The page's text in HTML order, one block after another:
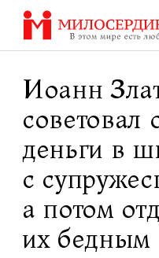
Перейти
содержанию
Иоанн
советовал
деньги в
с
а потом
их бедным